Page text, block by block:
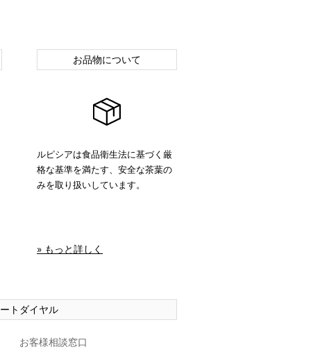
お品物について
ルピシアは食品衛生法に基づく厳
格な基準を満たす、安全な茶葉の
みを取り扱いしています。
» もっと詳しく
トダイヤル
お客様相談窓口